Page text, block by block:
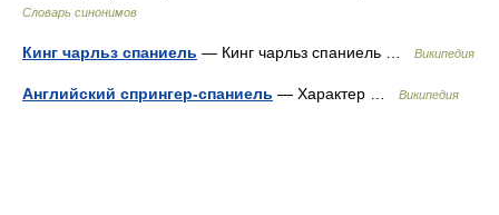
Словарь синонимов
Кинг чарльз спаниель — Кинг чарльз спаниель … Википедия
Английский спрингер-спаниель — Характер … Википедия